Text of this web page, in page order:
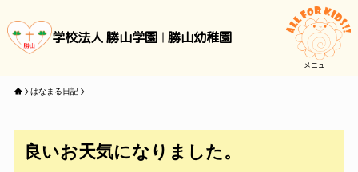
学校法人 勝山学園 勝山幼稚園
メニュー
はなまる日記
良いお天気になりました。